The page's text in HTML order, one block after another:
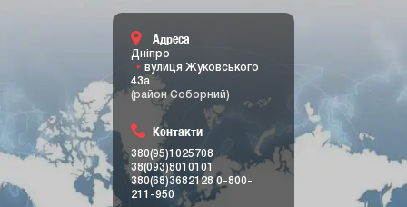
Адреса
Дніпро
вулиця Жуковського
43а
(район Соборний)
Контакти
380(95)1025708
38(093)8010101
380(68)3682128 0-800-
211-950